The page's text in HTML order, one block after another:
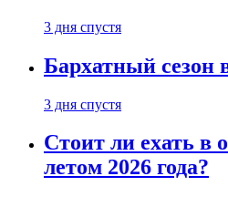
3 дня спустя
Бархатный сезон
3 дня спустя
Стоит ли ехать в
летом 2026 года?